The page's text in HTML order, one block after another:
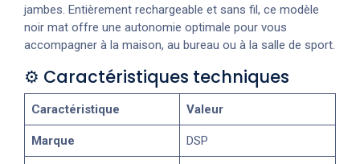
jambes. Entièrement rechargeable et sans fil, ce modèle
noir mat offre une autonomie optimale pour vous
accompagner à la maison, au bureau ou à la salle de sport.
⚙️ Caractéristiques techniques
Caractéristique Valeur
Marque DSP